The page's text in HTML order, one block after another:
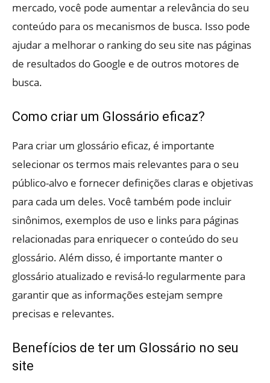
mercado, você pode aumentar a relevância do seu
conteúdo para os mecanismos de busca. Isso pode
ajudar a melhorar o ranking do seu site nas páginas
de resultados do Google e de outros motores de
busca.
Como criar um Glossário eficaz?
Para criar um glossário eficaz, é importante
selecionar os termos mais relevantes para o seu
público-alvo e fornecer definições claras e objetivas
para cada um deles. Você também pode incluir
sinônimos, exemplos de uso e links para páginas
relacionadas para enriquecer o conteúdo do seu
glossário. Além disso, é importante manter o
glossário atualizado e revisá-lo regularmente para
garantir que as informações estejam sempre
precisas e relevantes.
Benefícios de ter um Glossário no seu
site